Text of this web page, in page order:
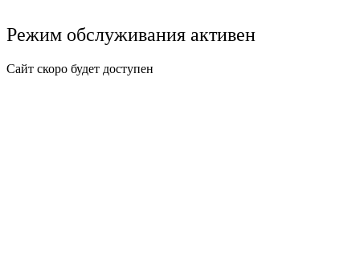
Режим обслуживания активен
Сайт скоро будет доступен